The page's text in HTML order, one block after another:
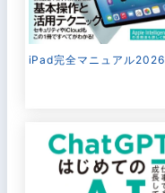
iPad完全マニュアル2026